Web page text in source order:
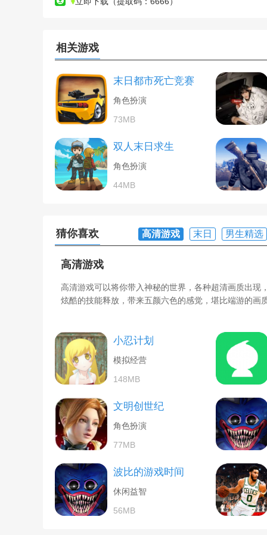
相关游戏
末日都市死亡竞赛
角色扮演
73MB
双人末日求生
角色扮演
44MB
猜你喜欢 高清游戏 末日 男生精选
高清游戏
高清游戏可以将你带入神秘的世界，各种超清画质出
炫酷的技能释放，带来五颜六色的感觉，堪比端游的
小忍计划
模拟经营
148MB
文明创世纪
角色扮演
77MB
波比的游戏时间
休闲益智
56MB